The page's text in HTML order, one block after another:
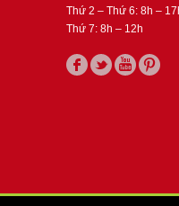
Thứ 2 – Thứ 6: 8h –
Thứ 7: 8h – 12h